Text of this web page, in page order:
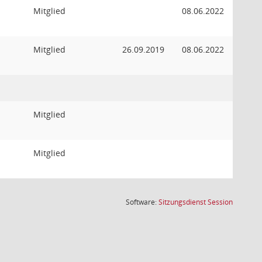
Mitglied 08.06.2022
Mitglied 26.09.2019 08.06.2022
Mitglied
Mitglied
Software:SitzungsdienstSession(Wird in